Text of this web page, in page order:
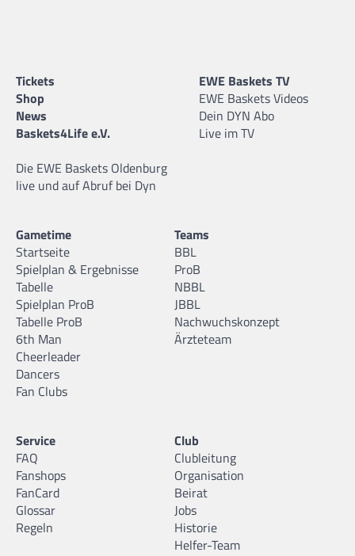
Tickets
Shop
News
Baskets4Life e.V.
Die EWE Baskets Oldenburg
live und auf Abruf bei Dyn
EWE Baskets TV
EWE Baskets Videos
Dein DYN Abo
Live im TV
Gametime
Startseite
Spielplan & Ergebnisse
Tabelle
Spielplan ProB
Tabelle ProB
6th Man
Cheerleader
Dancers
Fan Clubs
Teams
BBL
ProB
NBBL
JBBL
Nachwuchskonzept
Ärzteteam
Service
FAQ
Fanshops
FanCard
Glossar
Regeln
Club
Clubleitung
Organisation
Beirat
Jobs
Historie
Helfer-Team